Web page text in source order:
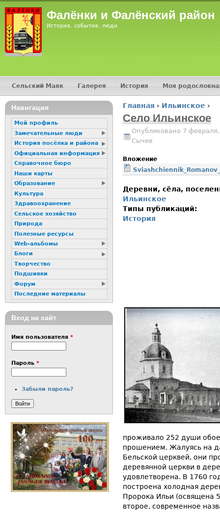
Фалёнки и Фалёнский район
История, события, люди
Вы здесь
Главная › Ильинское ›
Село Ильинское
Опубликовано 7
Сычев
Вложение
Деревни, сёла,
Ильинское
Типы публикаций:
История
проживало 252 души
прошением. Жалуясь на
Бельской церквей, они
деревянной церкви в
удовлетворена. В 1760
построена холодная
Пророка Ильи (освящена
второе, современное
Главное меню
Сельский Маяк Галерея История Моя
16+
Навигация
Мой профиль
Замечательные люди
История посёлка и района
Официальная информация
Справочное бюро
Наши карты
Образование
Культура
Здравоохранение
Сельское хозяйство
Природа
Полезные ресурсы
Web-альбомы
Блоги
Творчество
Подшивки
Форум
Последние материалы
Вход на сайт
Имя пользователя *
Пароль *
Забыли пароль?